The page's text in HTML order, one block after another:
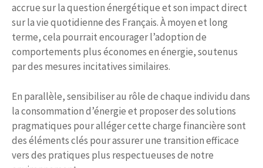
accrue sur la question énergétique et son impact direct
sur la vie quotidienne des Français. À moyen et long
terme, cela pourrait encourager l’adoption de
comportements plus économes en énergie, soutenus
par des mesures incitatives similaires.
En parallèle, sensibiliser au rôle de chaque individu dans
la consommation d’énergie et proposer des solutions
pragmatiques pour alléger cette charge financière sont
des éléments clés pour assurer une transition efficace
vers des pratiques plus respectueuses de notre